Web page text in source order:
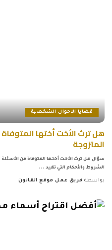
قضايا الاحوال الشخصية
هل ترث الأخت أختها
المتزوجة
سؤال هل ترث الأخت أختها المتوفاة من الأسئلة
الشروط والأحكام التي تقيد ...
بواسطة فريق عمل موقع القانون